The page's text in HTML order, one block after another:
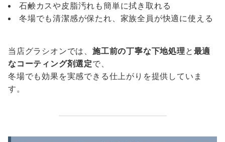
石鹸カスや皮脂汚れも簡単に拭き取れる
冬場でも清潔感が保たれ、家族全員が快適に使える
当店グラシオンでは、 施工前の丁寧な下地処理 と 最適
なコーティング剤選定で、
冬場でも効果を実感できる仕上がりを提供していま
す。